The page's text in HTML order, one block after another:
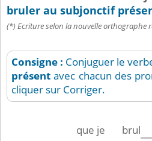
bruler au subjonctif
(*) Ecriture selon la nouvelle orthographe
Consigne : Conjuguer le
présent avec chacun des
cliquer sur Corriger.
que je
brul